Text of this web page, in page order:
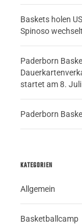
Baskets holen
Spinoso
Paderborn
startet am 8.
Paderborn
KATEGORIEN
Allgemein
Basketballcamp